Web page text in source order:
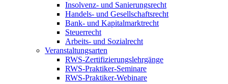
Insolvenz- und Sanierungsrecht
Handels- und Gesellschaftsrecht
Bank- und Kapitalmarktrecht
Steuerrecht
Arbeits- und Sozialrecht
Veranstaltungsarten
RWS-Zertifizierungslehrgänge
RWS-Praktiker-Seminare
RWS-Praktiker-Webinare